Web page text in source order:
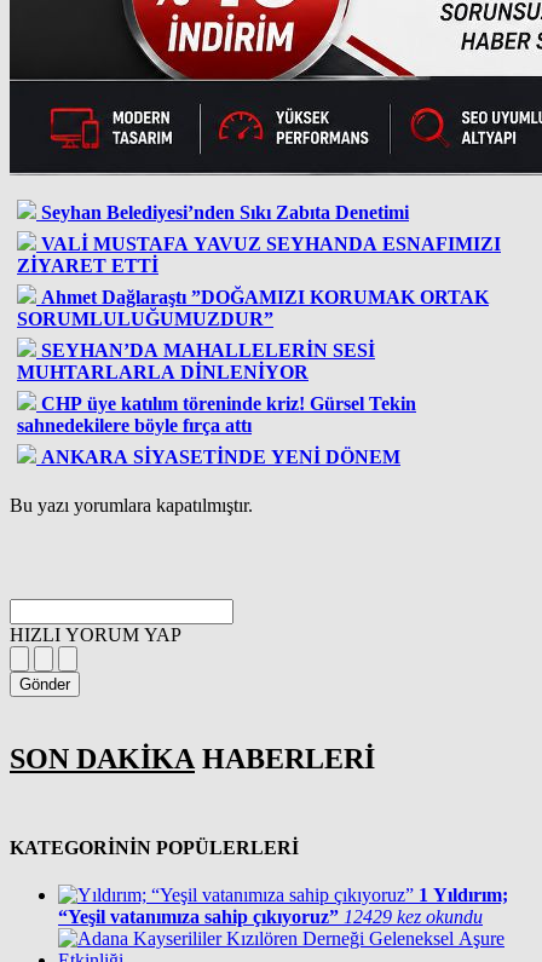
Seyhan Belediyesi’nden Sıkı Zabıta Denetimi
VALİ MUSTAFA YAVUZ SEYHANDA ESNAFIMIZI
ZİYARET ETTİ
Ahmet Dağlaraştı ”DOĞAMIZI KORUMAK ORTAK
SORUMLULUĞUMUZDUR”
SEYHAN’DA MAHALLELERİN SESİ
MUHTARLARLA DİNLENİYOR
CHP üye katılım töreninde kriz! Gürsel Tekin
sahnedekilere böyle fırça attı
ANKARA SİYASETİNDE YENİ DÖNEM
Bu yazı yorumlara kapatılmıştır.
HIZLI YORUM YAP
Gönder
SON DAKİKA HABERLERİ
KATEGORİNİN POPÜLERLERİ
1 Yıldırım;
“Yeşil vatanımıza sahip çıkıyoruz” 12429 kez okundu